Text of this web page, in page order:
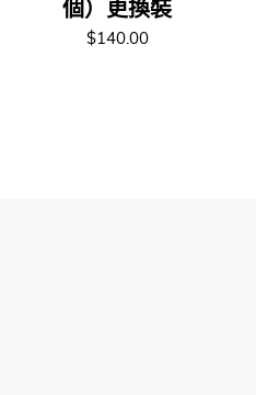
個）更換裝
$140.00